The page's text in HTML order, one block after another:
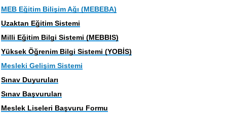
MEB Eğitim Bilişim Ağı (MEBEBA)
Uzaktan Eğitim Sistemi
Milli Eğitim Bilgi Sistemi (MEBBIS)
Yüksek Öğrenim Bilgi Sistemi (YOBİS)
Mesleki Gelişim Sistemi
Sınav Duyuruları
Sınav Başvuruları
Meslek Liseleri Başvuru Formu